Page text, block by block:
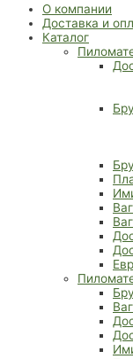
О компании
Доставка и
Каталог